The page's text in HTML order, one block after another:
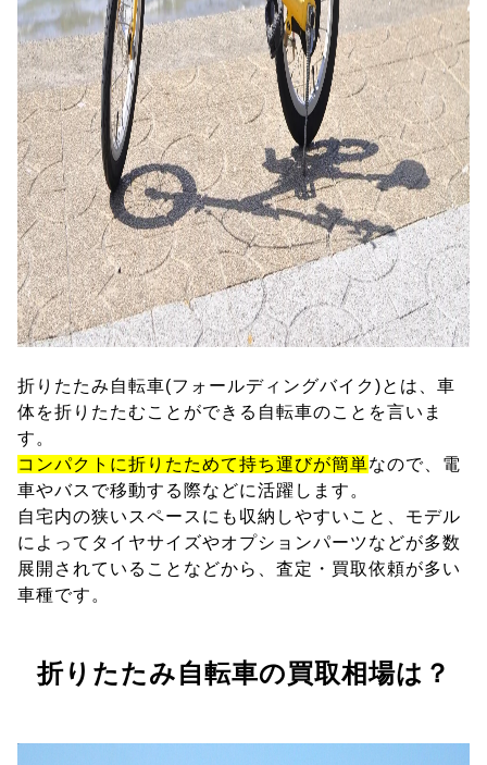
折りたたみ自転車(フォールディングバイク)とは、車
体を折りたたむことができる自転車のことを言いま
す。
コンパクトに折りたためて持ち運びが簡単なので、電
車やバスで移動する際などに活躍します。
自宅内の狭いスペースにも収納しやすいこと、モデル
によってタイヤサイズやオプションパーツなどが多数
展開されていることなどから、査定・買取依頼が多い
車種です。
折りたたみ自転車の買取相場は？